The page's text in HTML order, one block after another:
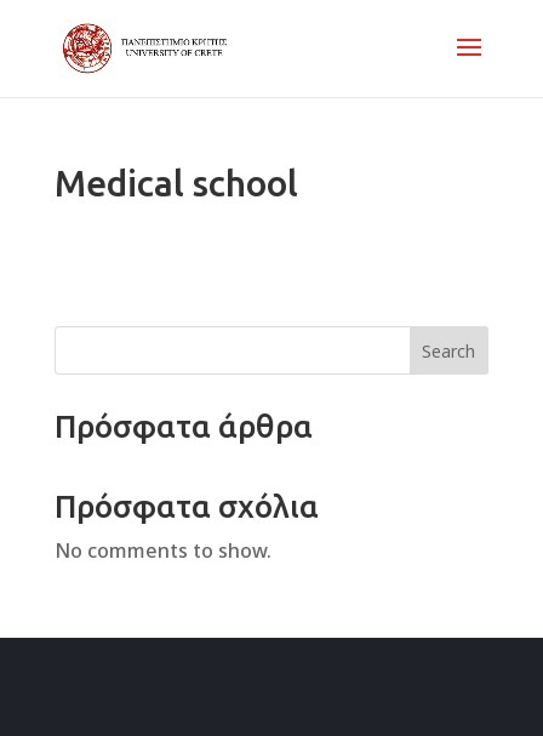
Medical school
Search
Πρόσφατα άρθρα
Πρόσφατα σχόλια
No comments to show.